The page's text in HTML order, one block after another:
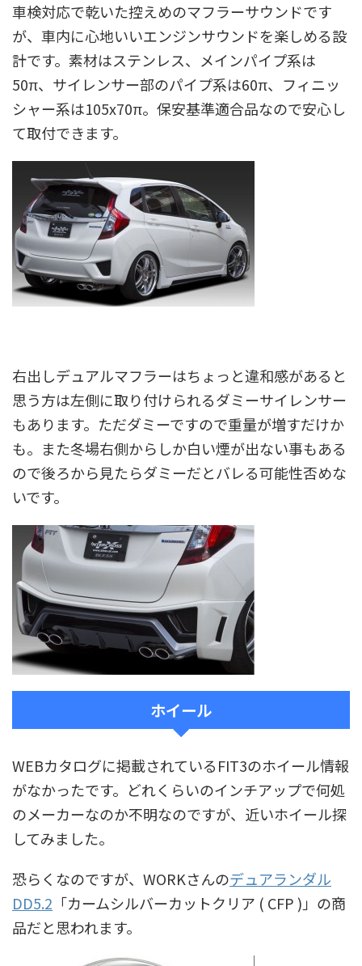
車検対応で乾いた控えめのマフラーサウンドです
が、車内に心地いいエンジンサウンドを楽しめる設
計です。素材はステンレス、メインパイプ系は
50π、サイレンサー部のパイプ系は60π、フィニッ
シャー系は105x70π。保安基準適合品なので安心し
て取付できます。
右出しデュアルマフラーはちょっと違和感があると
思う方は左側に取り付けられるダミーサイレンサー
もあります。ただダミーですので重量が増すだけか
も。また冬場右側からしか白い煙が出ない事もある
ので後ろから見たらダミーだとバレる可能性否めな
いです。
ホイール
WEBカタログに掲載されているFIT3のホイール情報
がなかったです。どれくらいのインチアップで何処
のメーカーなのか不明なのですが、近いホイール探
してみました。
恐らくなのですが、WORKさんのデュアランダル
DD5.2 「カームシルバーカットクリア ( CFP )」の商
品だと思われます。